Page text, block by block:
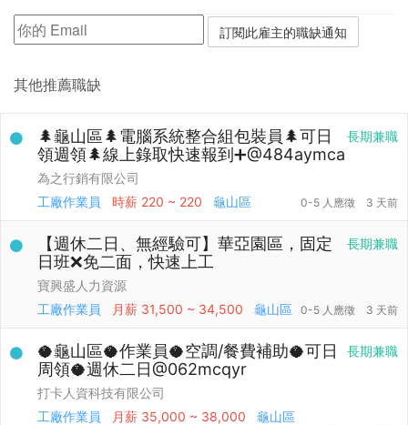
其他推薦職缺
長期兼職
🌲龜山區🌲電腦系統整合組包裝員🌲可日
領週領🌲線上錄取快速報到➕@484aymca
為之行銷有限公司
工廠作業員
時薪 220 ~ 220 龜山區 0-5 人應徵 3 天前
長期兼職
【週休二日、無經驗可】華亞園區，固定
日班❌免二面，快速上工
寶興盛人力資源
工廠作業員
月薪 31,500 ~ 34,500 龜山區 0-5 人應徵 3 天前
長期兼職
🥥龜山區🥥作業員🥥空調/餐費補助🥥可日
周領🥥週休二日@062mcqyr
打卡人資科技有限公司
工廠作業員
月薪 35,000 ~ 38,000 龜山區